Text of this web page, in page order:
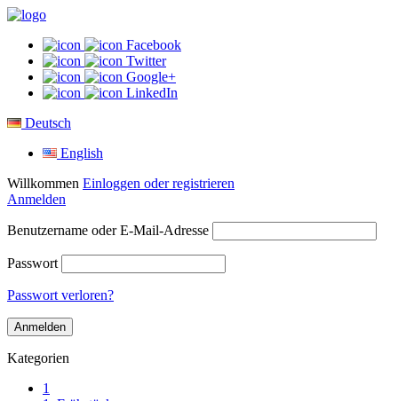
Facebook
Twitter
Google+
LinkedIn
Deutsch
English
Willkommen Einloggen oder registrieren
Anmelden
Benutzername oder E-Mail-Adresse
Passwort
Passwort verloren?
Kategorien
1